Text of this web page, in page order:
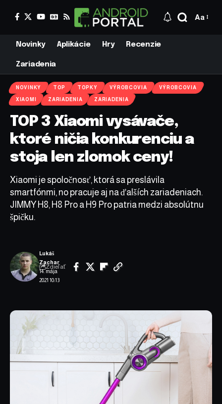
Aa
Novinky Aplikácie Hry Recenzie
Zariadenia
NOVINKY TOP TOPKY VÝROBCOVIA VÝROBCOVIA
XIAOMI ZARIADENIA ZARIADENIA
TOP 3 Xiaomi vysávače,
ktoré ničia konkurenciu a
stoja len zlomok ceny!
Xiaomi je spoločnosť, ktorá sa preslávila
smartfónmi, no pracuje aj na ďalších zariadeniach.
JIMMY H8, H8 Pro a H9 Pro patria medzi absolútnu
špičku.
14. mája
2021 10:13
Lukáš
Zachar
Zdieľať